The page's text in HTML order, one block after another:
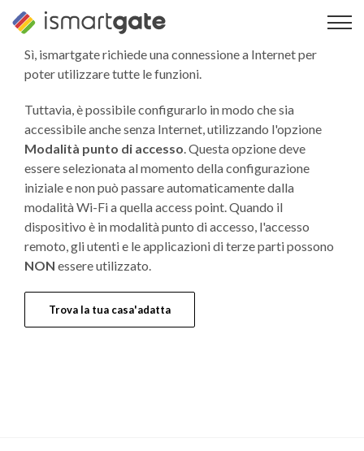
contenutoSì, ismartgate richiede una connessione a Internet per
poter utilizzare tutte le funzioni.
Tuttavia, è possibile configurarlo in modo che sia
accessibile anche senza Internet, utilizzando l'opzione
Modalità punto di accesso. Questa opzione deve
essere selezionata al momento della configurazione
iniziale e non può passare automaticamente dalla
modalità Wi-Fi a quella access point. Quando il
dispositivo è in modalità punto di accesso, l'accesso
remoto, gli utenti e le applicazioni di terze parti possono
NON essere utilizzato.
Trova la tua casa'adatta